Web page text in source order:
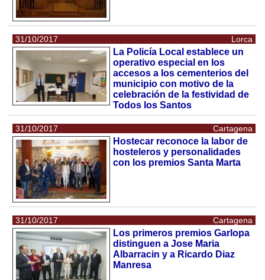
31/10/2017 Lorca
La Policía Local establece un
operativo especial en los
accesos a los cementerios del
municipio con motivo de la
celebración de la festividad de
Todos los Santos
31/10/2017 Cartagena
Hostecar reconoce la labor de
hosteleros y personalidades
con los premios Santa Marta
31/10/2017 Cartagena
Los primeros premios Garlopa
distinguen a Jose Maria
Albarracin y a Ricardo Diaz
Manresa